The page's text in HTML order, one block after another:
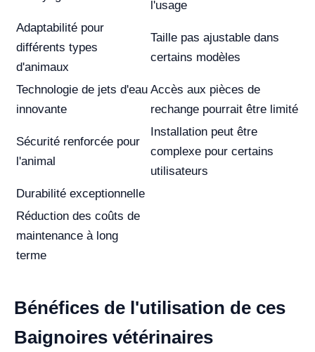
l'usage
Adaptabilité pour
différents types
d'animaux
Taille pas ajustable dans
certains modèles
Technologie de jets d'eau
innovante
Accès aux pièces de
rechange pourrait être limité
Sécurité renforcée pour
l'animal
Installation peut être
complexe pour certains
utilisateurs
Durabilité exceptionnelle
Réduction des coûts de
maintenance à long
terme
Bénéfices de l'utilisation de ces
Baignoires vétérinaires